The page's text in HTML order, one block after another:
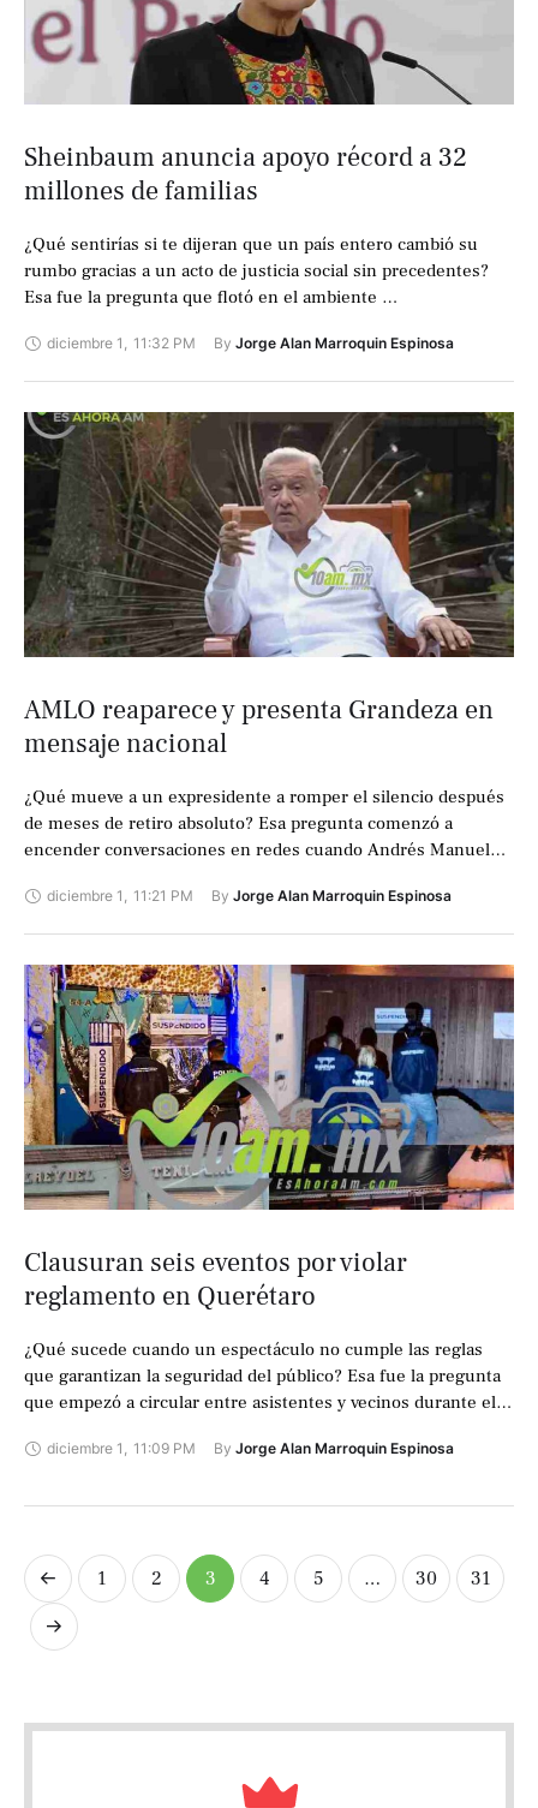
Sheinbaum anuncia apoyo récord a 32
millones de familias
¿Qué sentirías si te dijeran que un país entero cambió su
rumbo gracias a un acto de justicia social sin precedentes?
Esa fue la pregunta que flotó en el ambiente …
diciembre 1 11:32 PM By Jorge Alan Marroquin Espinosa
AMLO reaparece y presenta Grandeza en
mensaje nacional
¿Qué mueve a un expresidente a romper el silencio después
de meses de retiro absoluto? Esa pregunta comenzó a
encender conversaciones en redes cuando Andrés Manuel
diciembre 1 11:21 PM By Jorge Alan Marroquin Espinosa
Clausuran seis eventos por violar
reglamento en Querétaro
¿Qué sucede cuando un espectáculo no cumple las reglas
que garantizan la seguridad del público? Esa fue la pregunta
que empezó a circular entre asistentes y vecinos durante el
diciembre 1 11:09 PM By Jorge Alan Marroquin Espinosa
1 2 3 4 5 … 30 31